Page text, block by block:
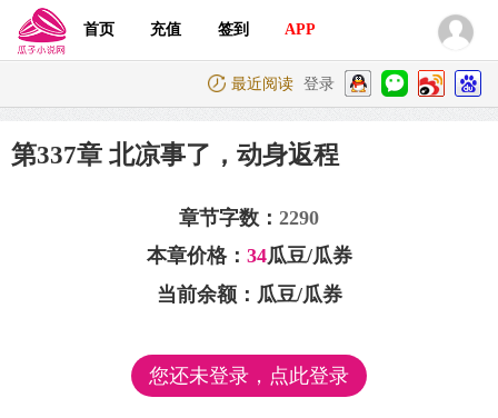
首页 充值 签到 APP
最近阅读 登录
第337章 北凉事了，动身返程
章节字数： 2290
本章价格： 34瓜豆/瓜券
当前余额： 瓜豆/瓜券
您还未登录，点此登录